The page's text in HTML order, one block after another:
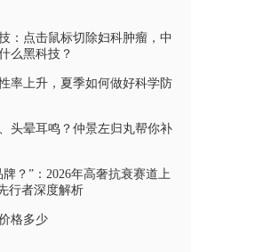
：点击鼠标切除妇科肿瘤，中
么黑科技？
率上升，夏季如何做好科学防
头晕耳鸣？仲景左归丸帮你补
？”：2026年高奢抗衰赛道上
行者深度解析
格多少